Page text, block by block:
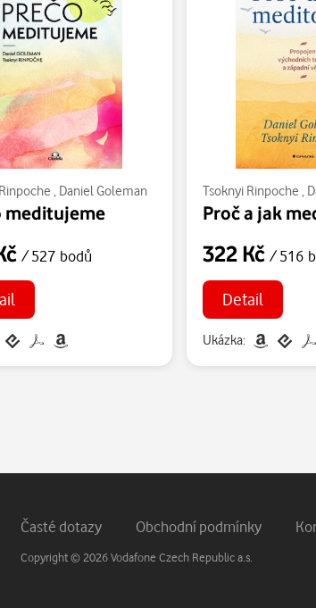
Daniel Goleman
meditujeme
/ 527 bodů
Tsoknyi Rinpoche
Proč a jak
322 Kč/ 516
Detail
Ukázka:
navigace
Časté dotazy Obchodní podmínky
Copyright © 2026 Vodafone Czech Republic a.s.